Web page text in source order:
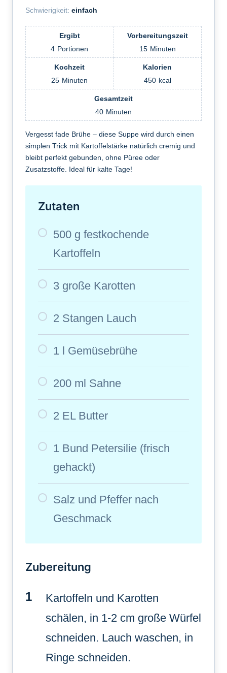
Schwierigkeit: einfach
Ergibt
4 Portionen
Vorbereitungszeit
15 Minuten
Kochzeit
25 Minuten
Kalorien
450 kcal
Gesamtzeit
40 Minuten
Vergesst fade Brühe – diese Suppe wird durch einen
simplen Trick mit Kartoffelstärke natürlich cremig und
bleibt perfekt gebunden, ohne Püree oder
Zusatzstoffe. Ideal für kalte Tage!
Zutaten
500 g festkochende
Kartoffeln
3 große Karotten
2 Stangen Lauch
1 l Gemüsebrühe
200 ml Sahne
2 EL Butter
1 Bund Petersilie (frisch
gehackt)
Salz und Pfeffer nach
Geschmack
Zubereitung
Kartoffeln und Karotten
schälen, in 1-2 cm große Würfel
schneiden. Lauch waschen, in
Ringe schneiden.